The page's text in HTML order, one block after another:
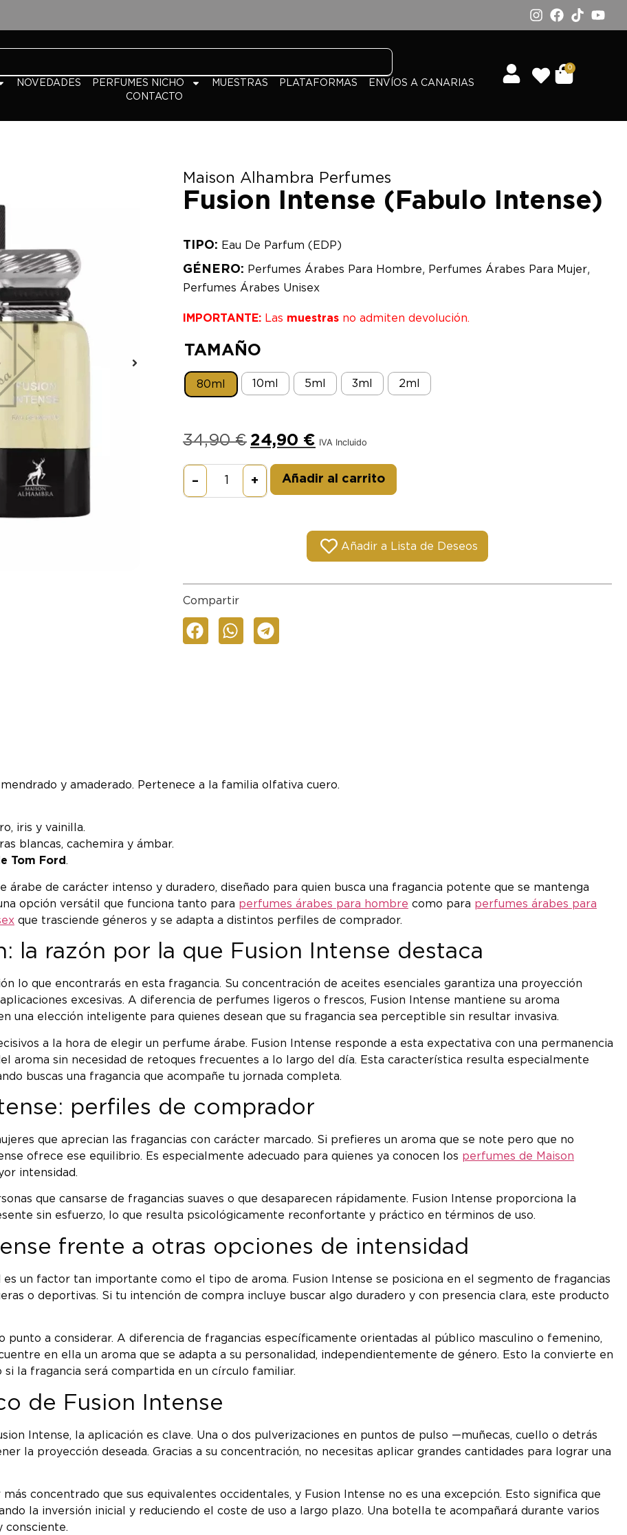
NOVEDADES PERFUMES NICHO MUESTRAS PLATAFORMAS
ENVÍOS A CANARIAS
CONTACTO
0
Maison Alhambra Perfumes
Fusion Intense (Fabulo Intense)
TIPO: Eau De Parfum (EDP)
GÉNERO: Perfumes Árabes Para Hombre, Perfumes Árabes Para Mujer,
Perfumes Árabes Unisex
IMPORTANTE: Las muestras no admiten devolución.
TAMAÑO
80ml 10ml 5ml 3ml 2ml
34,90€ 24,90 € IVA Incluido
– + Añadir al carrito
Añadir a Lista de Deseos
Compartir
y amaderado. Pertenece a la familia olfativa cuero.
iris y vainilla.
blancas, cachemira y ámbar.
Tom Ford.
árabe de carácter intenso y duradero, diseñado para quien busca una fragancia potente que se mantenga
opción versátil que funciona tanto para perfumes árabes para hombre como para perfumes árabes para
que trasciende géneros y se adapta a distintos perfiles de comprador.
la razón por la que Fusion Intense destaca
lo que encontrarás en esta fragancia. Su concentración de aceites esenciales garantiza una proyección
excesivas. A diferencia de perfumes ligeros o frescos, Fusion Intense mantiene su aroma
una elección inteligente para quienes desean que su fragancia sea perceptible sin resultar invasiva.
a la hora de elegir un perfume árabe. Fusion Intense responde a esta expectativa con una permanencia
aroma sin necesidad de retoques frecuentes a lo largo del día. Esta característica resulta especialmente
buscas una fragancia que acompañe tu jornada completa.
perfiles de comprador
que aprecian las fragancias con carácter marcado. Si prefieres un aroma que se note pero que no
ofrece ese equilibrio. Es especialmente adecuado para quienes ya conocen los perfumes de Maison
intensidad.
que cansarse de fragancias suaves o que desaparecen rápidamente. Fusion Intense proporciona la
sin esfuerzo, lo que resulta psicológicamente reconfortante y práctico en términos de uso.
frente a otras opciones de intensidad
un factor tan importante como el tipo de aroma. Fusion Intense se posiciona en el segmento de fragancias
o deportivas. Si tu intención de compra incluye buscar algo duradero y con presencia clara, este producto
punto a considerar. A diferencia de fragancias específicamente orientadas al público masculino o femenino,
en ella un aroma que se adapta a su personalidad, independientemente de género. Esto la convierte en
la fragancia será compartida en un círculo familiar.
de Fusion Intense
Intense, la aplicación es clave. Una o dos pulverizaciones en puntos de pulso —muñecas, cuello o detrás
la proyección deseada. Gracias a su concentración, no necesitas aplicar grandes cantidades para lograr una
concentrado que sus equivalentes occidentales, y Fusion Intense no es una excepción. Esto significa que
la inversión inicial y reduciendo el coste de uso a largo plazo. Una botella te acompañará durante varios
consciente.